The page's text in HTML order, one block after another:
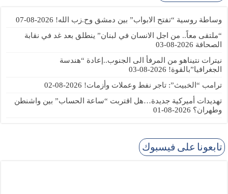
وساطة روسية “تفتح الابواب” بين دمشق وح.زب الله! 2026-08-07
“ملتقى معاً.. من اجل الانسان في لبنان” ينطلق بعد غد في نقابة
الصحافة 2026-08-03
نيترات نتيناهو من المرفأ الى الجنوب..إعادة “هندسة
الجغرافيا”بالقوة! 2026-08-03
ترامب “الخبيث”: تاجر نفط وعملات وأزمات! 2026-08-02
تهديدات أميركية جديدة…هل اقتربت “ساعة الحساب” بين واشنطن
وطهران؟ 2026-08-01
تابعونا على فيسبوك